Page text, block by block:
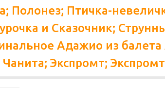
Полонез; Птичка-
и Сказочник;
Адажио из
Экспромт;